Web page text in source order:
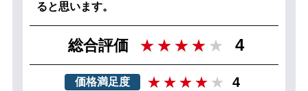
ると思います。
総合評価 4
価格満足度 4